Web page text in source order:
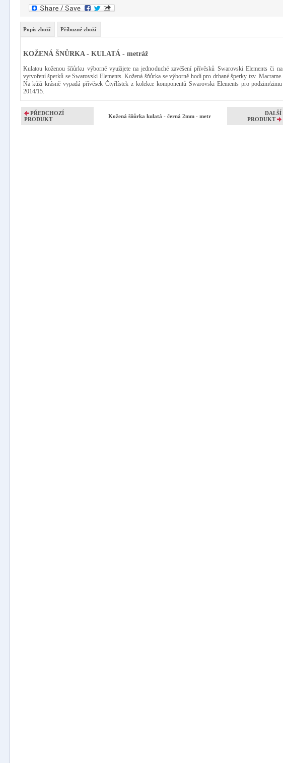
Popis zboží Příbuzné zboží
KOŽENÁ ŠNŮRKA - KULATÁ - metráž
Kulatou koženou šňůrku výborně využijete na jednoduché zavěšení přívěsků Swarovski Elements či na
vytvoření šperků se Swarovski Elements. Kožená šňůrka se výborně hodí pro drhané šperky tzv. Macrame.
Na kůži krásně vypadá přívěsek Čtyřlístek z kolekce komponentů Swarovski Elements pro podzim/zimu
2014/15.
PŘEDCHOZÍ
PRODUKT
Kožená šňůrka kulatá - černá 2mm - metr
DALŠÍ
PRODUKT